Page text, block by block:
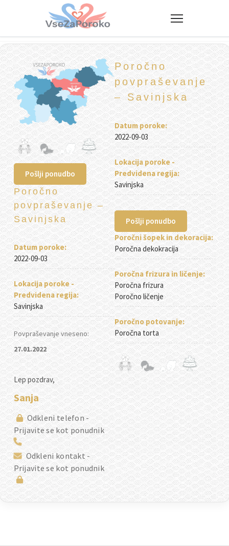
VseZaPoroko.net – Poročni
Pošlji ponudbo
Poročno
povpraševanje –
Savinjska
Datum poroke:
2022-09-03
Lokacija poroke -
Predvidena regija:
Savinjska
Povpraševanje vneseno:
27.01.2022
Lep pozdrav,
Sanja
Odkleni telefon -
Prijavite se kot ponudnik
Odkleni kontakt -
Prijavite se kot ponudnik
Poročno
povpraševanje
– Savinjska
Datum poroke:
2022-09-03
Lokacija poroke -
Predvidena regija:
Savinjska
Pošlji ponudbo
Poročni šopek in dekoracija:
Poročna dekokracija
Poročna frizura in ličenje:
Poročna frizura
Poročno ličenje
Poročno potovanje:
Poročna torta